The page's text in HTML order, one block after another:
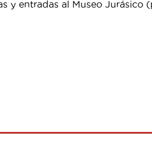
y entradas al Museo Jurásico